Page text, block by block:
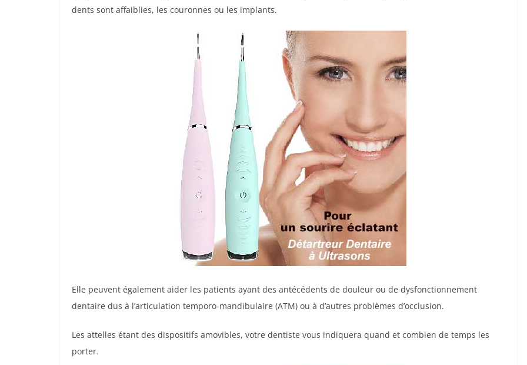
dents sont affaiblies, les couronnes ou les implants.
Elle peuvent également aider les patients ayant des antécédents de douleur ou de dysfonctionnement
dentaire dus à l’articulation temporo-mandibulaire (ATM) ou à d’autres problèmes d’occlusion.
Les attelles étant des dispositifs amovibles, votre dentiste vous indiquera quand et combien de temps les
porter.